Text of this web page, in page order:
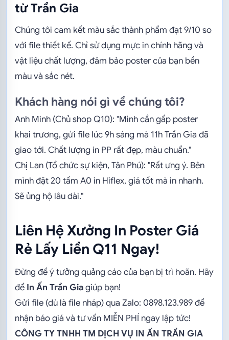
từ Trần Gia
Chúng tôi cam kết màu sắc thành phẩm đạt 9/10 so
với file thiết kế. Chỉ sử dụng mực in chính hãng và
vật liệu chất lượng, đảm bảo poster của bạn bền
màu và sắc nét.
Khách hàng nói gì về chúng tôi?
Anh Minh (Chủ shop Q10): "Mình cần gấp poster
khai trương, gửi file lúc 9h sáng mà 11h Trần Gia đã
giao tới. Chất lượng in PP rất đẹp, màu chuẩn."
Chị Lan (Tổ chức sự kiện, Tân Phú): "Rất ưng ý. Bên
mình đặt 20 tấm A0 in Hiflex, giá tốt mà in nhanh.
Sẽ ủng hộ lâu dài."
Liên Hệ Xưởng In Poster Giá
Rẻ Lấy Liền Q11 Ngay!
Đừng để ý tưởng quảng cáo của bạn bị trì hoãn. Hãy
để In Ấn Trần Giagiúp bạn!
Gửi file (dù là file nháp) qua Zalo: 0898.123.989 để
nhận báo giá và tư vấn MIỄN PHÍ ngay lập tức!
CÔNG TY TNHH TM DỊCH VỤ IN ẤN TRẦN GIA